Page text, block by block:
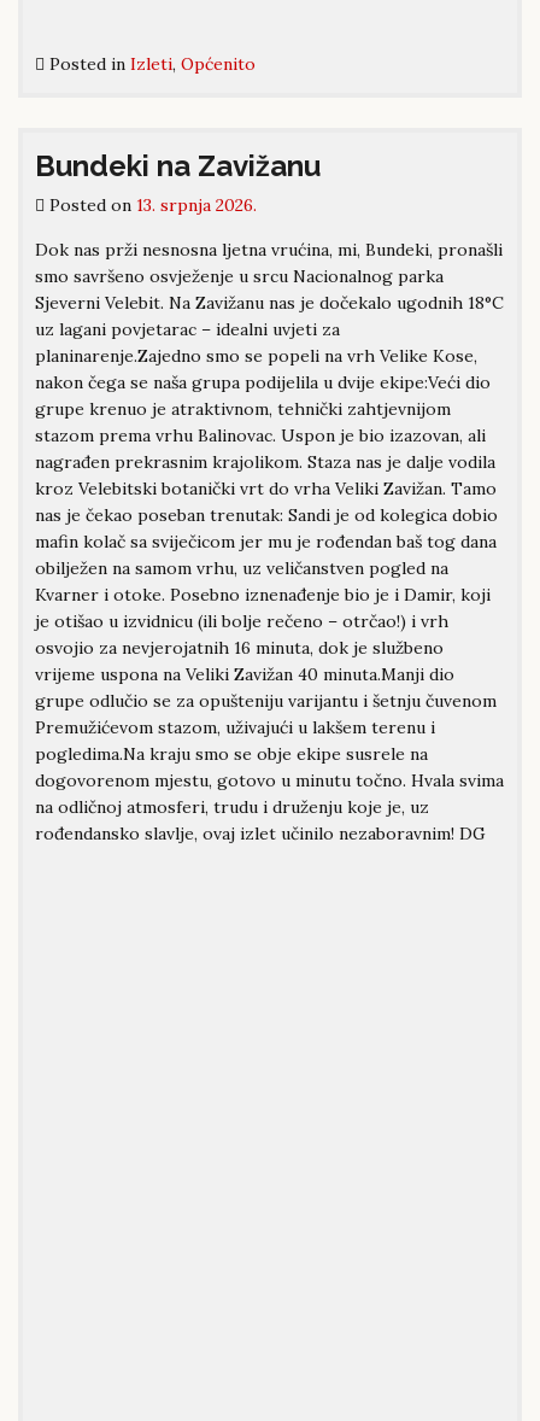
Posted in Izleti, Općenito
Bundeki na Zavižanu
Posted on 13. srpnja 2026.
Dok nas prži nesnosna ljetna vrućina, mi, Bundeki, pronašli
smo savršeno osvježenje u srcu Nacionalnog parka
Sjeverni Velebit. Na Zavižanu nas je dočekalo ugodnih 18°C
uz lagani povjetarac – idealni uvjeti za
planinarenje.Zajedno smo se popeli na vrh Velike Kose,
nakon čega se naša grupa podijelila u dvije ekipe:Veći dio
grupe krenuo je atraktivnom, tehnički zahtjevnijom
stazom prema vrhu Balinovac. Uspon je bio izazovan, ali
nagrađen prekrasnim krajolikom. Staza nas je dalje vodila
kroz Velebitski botanički vrt do vrha Veliki Zavižan. Tamo
nas je čekao poseban trenutak: Sandi je od kolegica dobio
mafin kolač sa sviječicom jer mu je rođendan baš tog dana
obilježen na samom vrhu, uz veličanstven pogled na
Kvarner i otoke. Posebno iznenađenje bio je i Damir, koji
je otišao u izvidnicu (ili bolje rečeno – otrčao!) i vrh
osvojio za nevjerojatnih 16 minuta, dok je službeno
vrijeme uspona na Veliki Zavižan 40 minuta.Manji dio
grupe odlučio se za opušteniju varijantu i šetnju čuvenom
Premužićevom stazom, uživajući u lakšem terenu i
pogledima.Na kraju smo se obje ekipe susrele na
dogovorenom mjestu, gotovo u minutu točno. Hvala svima
na odličnoj atmosferi, trudu i druženju koje je, uz
rođendansko slavlje, ovaj izlet učinilo nezaboravnim! DG